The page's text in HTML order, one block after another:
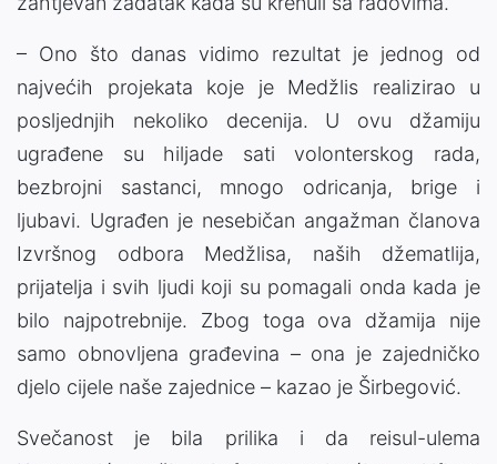
– Ono što danas vidimo rezultat je jednog od
najvećih projekata koje je Medžlis realizirao u
posljednjih nekoliko decenija. U ovu džamiju
ugrađene su hiljade sati volonterskog rada,
bezbrojni sastanci, mnogo odricanja, brige i
ljubavi. Ugrađen je nesebičan angažman članova
Izvršnog odbora Medžlisa, naših džematlija,
prijatelja i svih ljudi koji su pomagali onda kada je
bilo najpotrebnije. Zbog toga ova džamija nije
samo obnovljena građevina – ona je zajedničko
djelo cijele naše zajednice – kazao je Širbegović.
Svečanost je bila prilika i da reisul-ulema